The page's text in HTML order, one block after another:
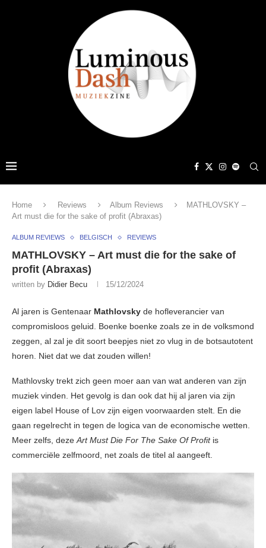
Home Reviews Album Reviews
MATHLOVSKY –
Art must die for the sake of profit (Abraxas)
ALBUM REVIEWS BELGISCH REVIEWS
MATHLOVSKY – Art must die for the sake of
profit (Abraxas)
written by Didier Becu 15/12/2024
Al jaren is Gentenaar Mathlovsky de hofleverancier van
compromisloos geluid. Boenke boenke zoals ze in de volksmond
zeggen, al zal je dit soort beepjes niet zo vlug in de botsautotent
horen. Niet dat we dat zouden willen!
Mathlovsky trekt zich geen moer aan van wat anderen van zijn
muziek vinden. Het gevolg is dan ook dat hij al jaren via zijn
eigen label House of Lov zijn eigen voorwaarden stelt. En die
gaan regelrecht in tegen de logica van de economische wetten.
Meer zelfs, dezeArt Must Die For The Sake Of Profitis
commerciële zelfmoord, net zoals de titel al aangeeft.